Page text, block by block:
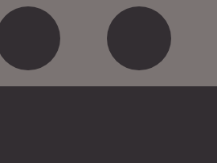
Twitter